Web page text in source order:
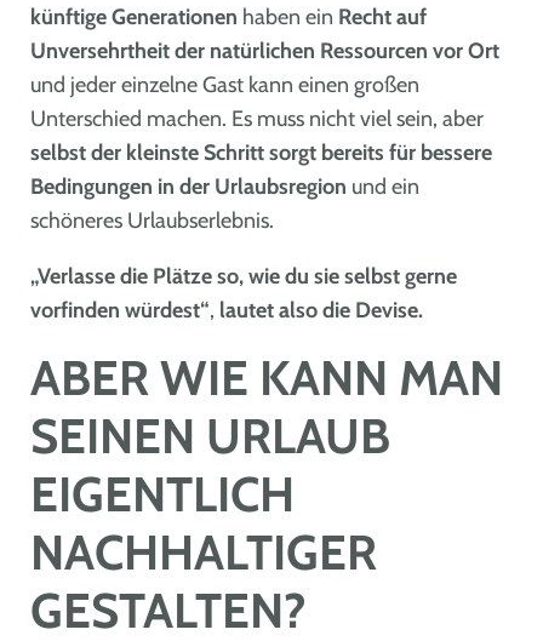
künftige Generationen haben ein Recht auf
Unversehrtheit der natürlichen Ressourcen vor Ort
und jeder einzelne Gast kann einen großen
Unterschied machen. Es muss nicht viel sein, aber
selbst der kleinste Schritt sorgt bereits für bessere
Bedingungen in der Urlaubsregion und ein
schöneres Urlaubserlebnis.
„Verlasse die Plätze so, wie du sie selbst gerne
vorfinden würdest“, lautet also die Devise.
ABER WIE KANN MAN
SEINEN URLAUB
EIGENTLICH
NACHHALTIGER
GESTALTEN?